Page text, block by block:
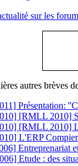
sur les
autres brèves
Présentation:
[RMLL 2010]
[RMLL 2010]
L'ERP
Entreprenariat
Etude : des